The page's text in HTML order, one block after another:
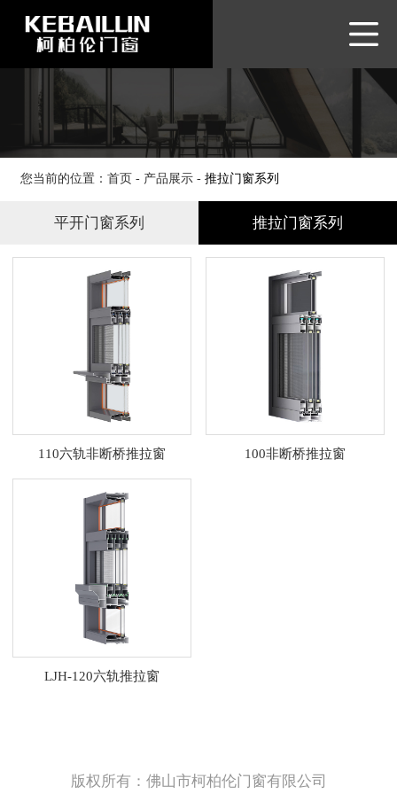
网站首页
品牌介绍
产品展示
品牌优势
您当前的位置： 首页 - 产品展示- 推拉门窗系列
平开门窗系列 推拉门窗系列
110六轨非断桥推拉窗 100非断桥推拉窗
LJH-120六轨推拉窗
版权所有：佛山市柯柏伦门窗有限公司